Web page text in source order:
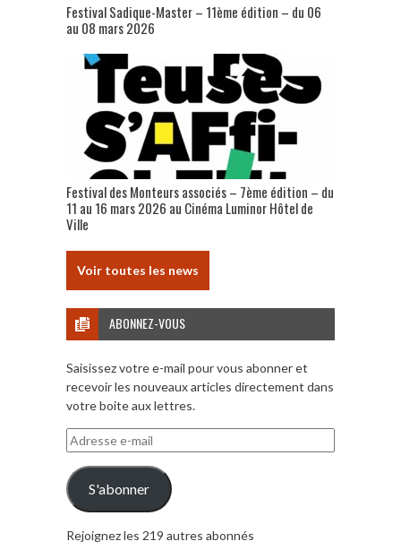
Festival Sadique-Master – 11ème édition – du 06
au 08 mars 2026
Festival des Monteurs associés – 7ème édition – du
11 au 16 mars 2026 au Cinéma Luminor Hôtel de
Ville
Voir toutes les news
ABONNEZ-VOUS
Saisissez votre e-mail pour vous abonner et
recevoir les nouveaux articles directement dans
votre boite aux lettres.
Adresse
e-
mail
S'abonner
Rejoignez les 219 autres abonnés